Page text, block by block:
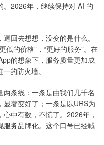
2026年，继续保持对 AI 的
回去想想，没变的是什么。
低的价格”，“更好的服务”。在
的想象下，服务质量更加成
的防火墙。
条线：一条是由我们几千名
著变好了；一条是以URS为
中有数，不慌了。2026年，
务品牌化。这个口号已经喊